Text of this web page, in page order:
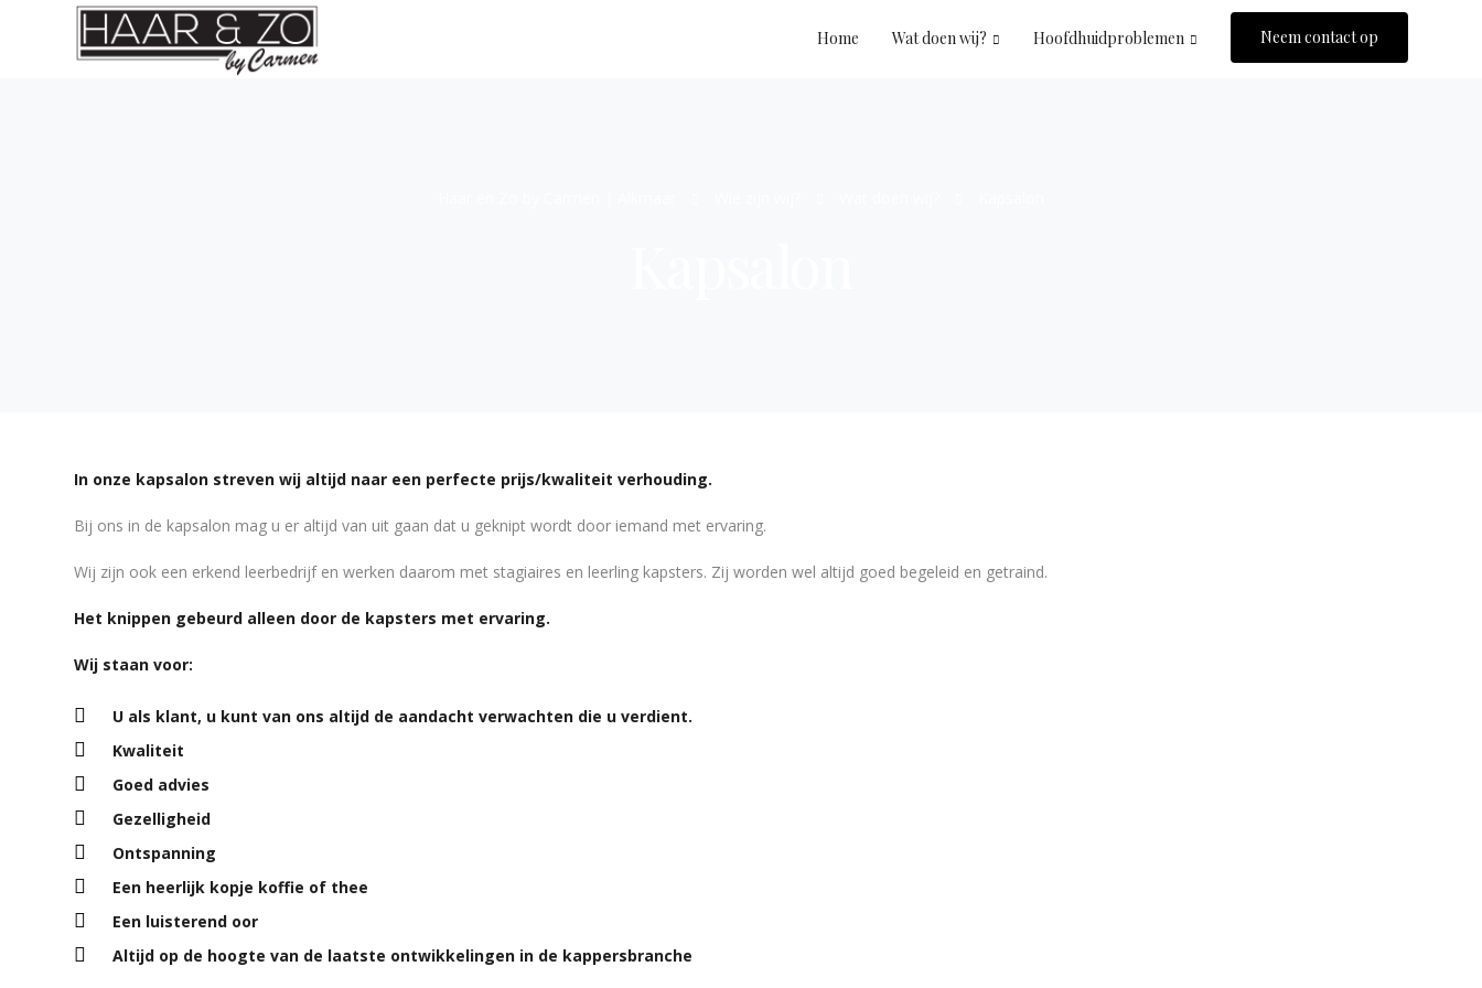
Home Wat doen wij? Hoofdhuidproblemen Neem contact op
In onze kapsalon streven wij altijd naar een perfecte prijs/kwaliteit verhouding.
Bij ons in de kapsalon mag u er altijd van uit gaan dat u geknipt wordt door iemand met ervaring.
Wij zijn ook een erkend leerbedrijf en werken daarom met stagiaires en leerling kapsters. Zij worden wel altijd goed begeleid en getraind.
Het knippen gebeurd alleen door de kapsters met ervaring.
Wij staan voor:
U als klant, u kunt van ons altijd de aandacht verwachten die u verdient.
Kwaliteit
Goed advies
Gezelligheid
Ontspanning
Een heerlijk kopje koffie of thee
Een luisterend oor
Altijd op de hoogte van de laatste ontwikkelingen in de kappersbranche